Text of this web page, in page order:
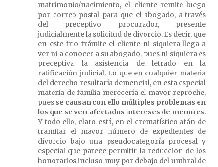
matrimonio/nacimiento, el cliente remite luego
por correo postal para que el abogado, a través
del preceptivo procurador, presente
judicialmente la solicitud de divorcio. Es decir, que
en este frio trámite el cliente ni siquiera llega a
ver ni a conocer a su abogado, pues ni siquiera es
preceptiva la asistencia de letrado en la
ratificación judicial. Lo que en cualquier materia
del derecho resultaría demencial, en esta especial
materia de familia merecería el mayor reproche,
pues se causan con ello múltiples problemas en
los que se ven afectados intereses de menores.
Y todo ello, claro está, en el crematístico afán de
tramitar el mayor número de expedientes de
divorcio bajo una pseudocategoría procesal y
especial que parece permitir la reducción de los
honorarios incluso muy por debajo del umbral de